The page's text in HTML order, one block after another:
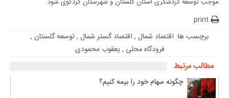
print
برچسب ها: اقتصاد شمال , اقتصاد گستر شمال ,توسعه گلستان ,
فرودگاه محلی ,یعقوب محمودی
مطالب مرتبط
چگونه سهام خود را بیمه کنیم؟